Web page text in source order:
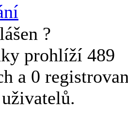
?
prohlíží 489
a 0
uživatelů.